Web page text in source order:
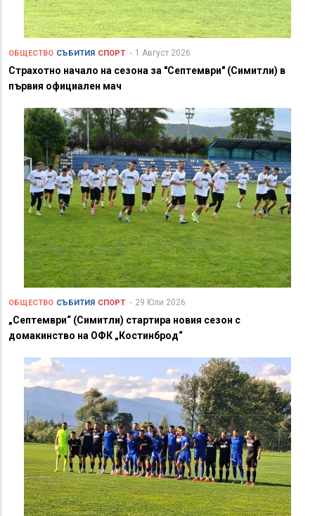
ОБЩЕСТВО СЪБИТИЯ СПОРТ 1 Август 2026
Страхотно начало на сезона за "Септември" (Симитли) в
първия официален мач
ОБЩЕСТВО СЪБИТИЯ СПОРТ 29 Юли 2026
„Септември“ (Симитли) стартира новия сезон с
домакинство на ОФК „Костинброд“